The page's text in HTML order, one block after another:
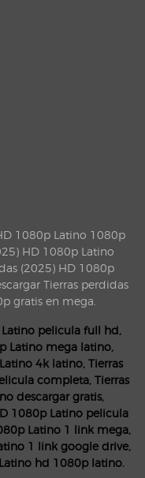
1080p Latino 1080p
HD 1080p Latino
(2025) HD 1080p
Tierras perdidas
gratis en mega.
pelicula full hd,
Latino mega latino,
4k latino, Tierras
completa, Tierras
descargar gratis,
1080p Latino pelicula
Latino 1 link mega,
1 link google drive,
hd 1080p latino.